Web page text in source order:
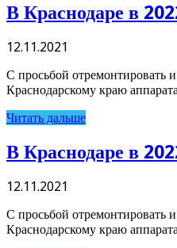
В Краснодаре в
12.11.2021
С просьбой отремонтировать
Краснодарскому краю
Читать дальше
В Краснодаре в
12.11.2021
С просьбой отремонтировать
Краснодарскому краю